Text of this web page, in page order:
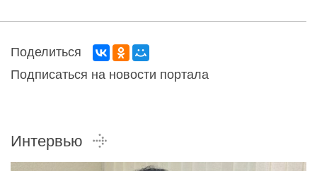
Поделиться
Подписаться на новости портала
Интервью